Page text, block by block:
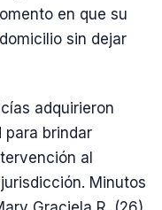
en que su
sin dejar
adquirieron
para brindar
al
Minutos